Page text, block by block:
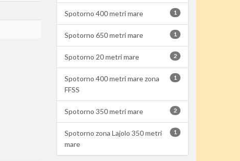
1
Spotorno 400 metri mare
1
Spotorno 650 metri mare
2
Spotorno 20 metri mare
1
Spotorno 400 metri mare zona
FFSS
2
Spotorno 350 metri mare
1
Spotorno zona Lajolo 350 metri
mare